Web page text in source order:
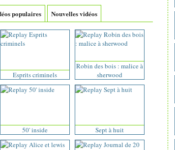
populaires Nouvelles vidéos
Esprits criminels
Robin des bois : malice à
sherwood
50' inside Sept à huit